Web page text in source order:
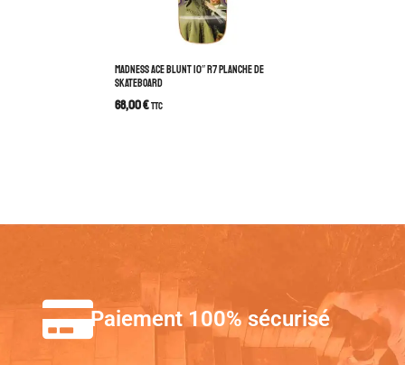
MADNESS ACE BLUNT 10″ R7 PLANCHE DE
SKATEBOARD
68,00€TTC
Paiement 100% sécurisé